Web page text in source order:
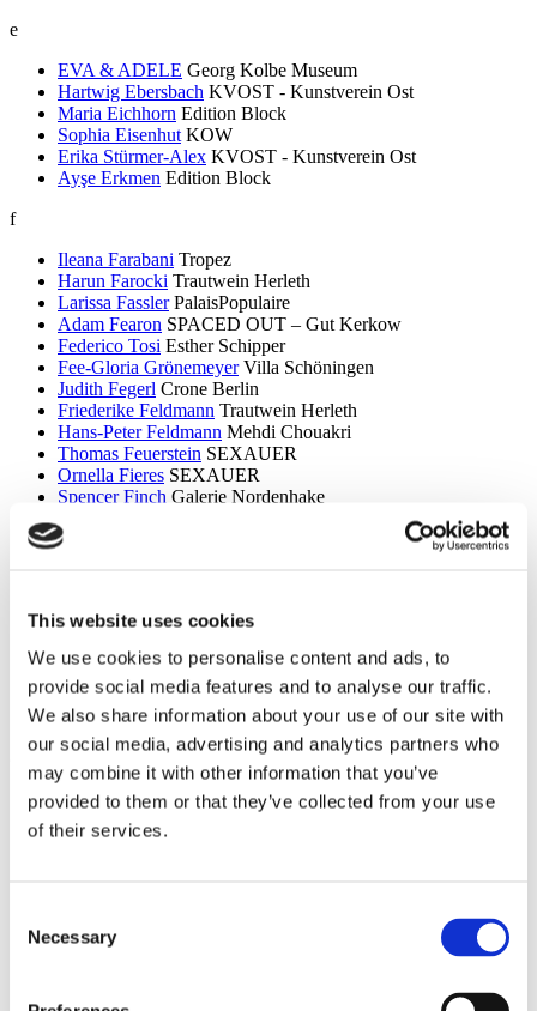
This website uses cookies
We use cookies to personalise content and ads, to
provide social media features and to analyse our traffic.
We also share information about your use of our site with
our social media, advertising and analytics partners who
may combine it with other information that you’ve
provided to them or that they’ve collected from your use
of their services.
Selection
Necessary
e
EVA & ADELE Georg Kolbe Museum
Hartwig Ebersbach KVOST - Kunstverein Ost
Maria Eichhorn Edition Block
Sophia Eisenhut KOW
Erika Stürmer-Alex KVOST - Kunstverein Ost
Ayşe Erkmen Edition Block
f
Ileana Farabani Tropez
Harun Farocki Trautwein Herleth
Larissa Fassler PalaisPopulaire
Adam Fearon SPACED OUT – Gut Kerkow
Federico Tosi Esther Schipper
Fee-Gloria Grönemeyer Villa Schöningen
Judith Fegerl Crone Berlin
Friederike Feldmann Trautwein Herleth
Hans-Peter Feldmann Mehdi Chouakri
Thomas Feuerstein SEXAUER
Ornella Fieres SEXAUER
Spencer Finch Galerie Nordenhake
Itchi Fleischer
Esther Forse Villa Schöningen
Friedrich Thieme
Villa Schöningen
Asana Fujikawa Galerie Friese
Paul Fägerskiöld Galerie Nordenhake
Wieland Förster Schloss Biesdorf
Meschac Gaba PalaisPopulaire
Ellen Gallagher
PalaisPopulaire
Isa Genzken Wehrmuehle Biesenthal
Fabian Ginsberg